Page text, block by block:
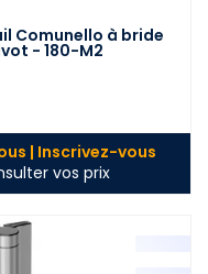
Comunello à bride
- 180-M2
| Inscrivez-vous
vos prix